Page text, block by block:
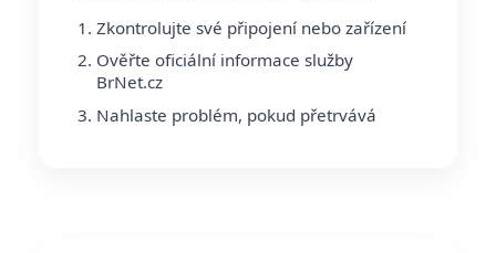
Zkontrolujte své připojení nebo zařízení
Ověřte oficiální informace služby
BrNet.cz
Nahlaste problém, pokud přetrvává